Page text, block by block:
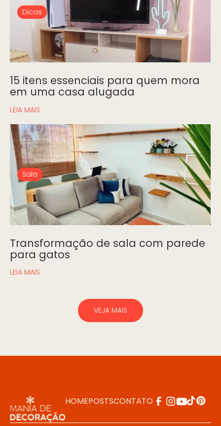
Dicas
15 itens essenciais para quem mora
em uma casa alugada
LEIA MAIS
Sala
Transformação de sala com parede
para gatos
LEIA MAIS
VEJA MAIS
HOMEPOSTSCONTATO